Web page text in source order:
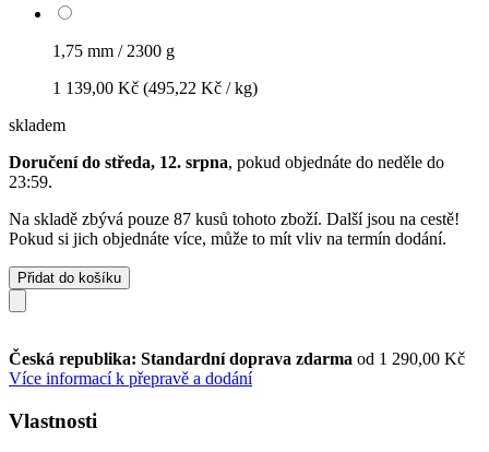
1,75 mm / 2300 g
1 139,00 Kč (495,22 Kč / kg)
skladem
Doručení do středa, 12. srpna, pokud objednáte do neděle do
23:59.
Na skladě zbývá pouze 87 kusů tohoto zboží. Další jsou na cestě!
Pokud si jich objednáte více, může to mít vliv na termín dodání.
Přidat do košíku
Česká republika: Standardní doprava zdarma od 1 290,00 Kč
Více informací k přepravě a dodání
Vlastnosti